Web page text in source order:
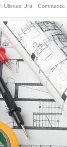
Ulisses Ura Comments: